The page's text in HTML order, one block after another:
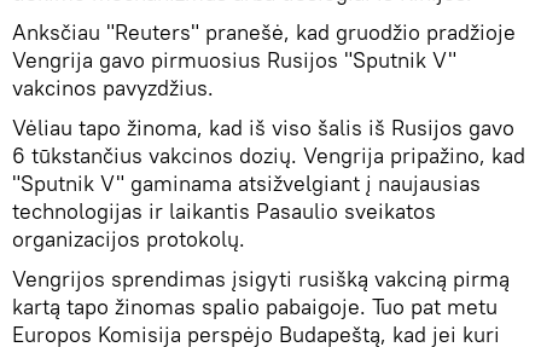
Anksčiau "Reuters" pranešė, kad gruodžio pradžioje
Vengrija gavo pirmuosius Rusijos "Sputnik V"
vakcinos pavyzdžius.
Vėliau tapo žinoma, kad iš viso šalis iš Rusijos gavo
6 tūkstančius vakcinos dozių. Vengrija pripažino, kad
"Sputnik V" gaminama atsižvelgiant į naujausias
technologijas ir laikantis Pasaulio sveikatos
organizacijos protokolų.
Vengrijos sprendimas įsigyti rusišką vakciną pirmą
kartą tapo žinomas spalio pabaigoje. Tuo pat metu
Europos Komisija perspėjo Budapeštą, kad jei kuri